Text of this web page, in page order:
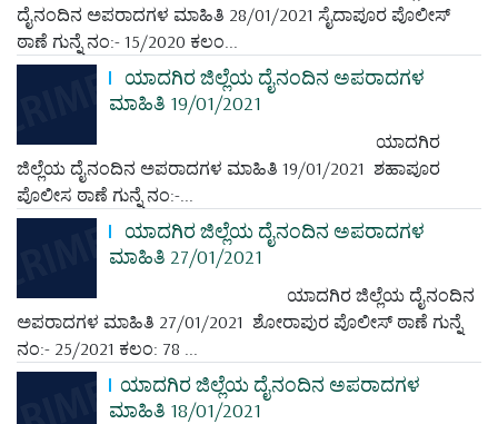
ದೈನಂದಿನ ಅಪರಾದಗಳ ಮಾಹಿತಿ 28/01/2021 ಸೈದಾಪೂರ ಪೊಲೀಸ್
ಠಾಣೆ ಗುನ್ನೆ ನಂ:- 15/2020 ಕಲಂ...
ಯಾದಗಿರ ಜಿಲ್ಲೆಯ ದೈನಂದಿನ ಅಪರಾದಗಳ
ಮಾಹಿತಿ 19/01/2021
ಯಾದಗಿರ
ಜಿಲ್ಲೆಯ ದೈನಂದಿನ ಅಪರಾದಗಳ ಮಾಹಿತಿ 19/01/2021 ಶಹಾಪೂರ
ಪೊಲೀಸ ಠಾಣೆ ಗುನ್ನೆ ನಂ:-...
ಯಾದಗಿರ ಜಿಲ್ಲೆಯ ದೈನಂದಿನ ಅಪರಾದಗಳ
ಮಾಹಿತಿ 27/01/2021
ಯಾದಗಿರ ಜಿಲ್ಲೆಯ ದೈನಂದಿನ
ಅಪರಾದಗಳ ಮಾಹಿತಿ 27/01/2021 ಶೋರಾಪುರ ಪೊಲೀಸ್ ಠಾಣೆ ಗುನ್ನೆ
ನಂ:- 25/2021 ಕಲಂ: 78 ...
ಯಾದಗಿರ ಜಿಲ್ಲೆಯ ದೈನಂದಿನ ಅಪರಾದಗಳ
ಮಾಹಿತಿ 18/01/2021